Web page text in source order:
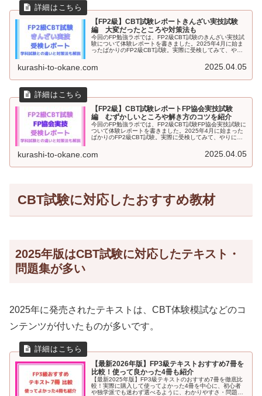
【FP2級】CBT試験レポートきんざい実技試験
編 大変だったところや対策法も
今回のFP勉強ラボでは、FP2級CBT試験のきんざい実技試
験について体験レポートを書きました。2025年4月に始ま
ったばかりのFP2級CBT試験。実際に受検してみて、やり
います。これからFP2級を受験予定の方はぜひ読んでくだ
さい。
kurashi-to-okane.com 2025.04.05
【FP2級】CBT試験レポートFP協会実技試験
編 むずかしいところや解き方のコツを紹介
今回のFP勉強ラボでは、FP2級CBT試験FP協会実技試験に
ついて体験レポートを書きました。2025年4月に始まった
ばかりのFP2級CBT試験。実際に受検してみて、やりにく
す。これからFP協会のFP2級実技試験を受験予定の方はぜ
ひ読んでみてください。
kurashi-to-okane.com 2025.04.05
CBT試験に対応したおすすめ教材
2025年版はCBT試験に対応したテキスト・
問題集が多い
2025年に発売されたテキストは、CBT体験模試などのコ
ンテンツが付いたものが多いです。
【最新2026年版】FP3級テキストおすすめ7冊を
比較！使って良かった4冊も紹介
【最新2025年版】FP3級テキストのおすすめ7冊を徹底比
較！実際に購入して使ってよかった4冊を中心に、初心者
や独学派でも迷わず選べるように、わかりやすさ・問題の